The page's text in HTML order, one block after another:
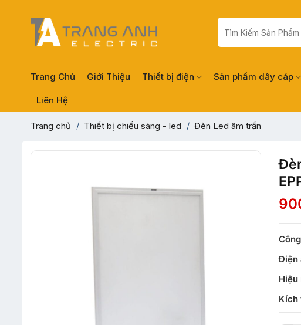
Tìm
kiếm:
Trang Chủ Giới Thiệu Thiết bị điện Sản phẩm dây cáp
Liên Hệ
Trang chủ / Thiết bị chiếu sáng - led / Đèn Led âm trần
Điện
Hiệu
Kích